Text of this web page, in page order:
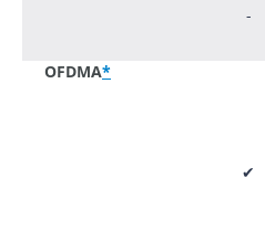
-
OFDMA*
✔